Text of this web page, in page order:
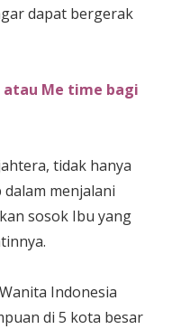
dapat bergerak
Me time bagi
tidak hanya
menjalani
sosok Ibu yang
Indonesia
di 5 kota besar